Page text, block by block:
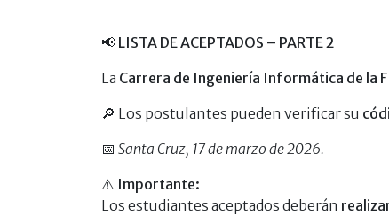
📢 LISTA DE ACEPTADOS – PARTE 2
La Carrera de Ingeniería Informática de la
🔎 Los postulantes pueden verificar su
📅 Santa Cruz, 17 de marzo de 2026.
⚠️ Importante:
Los estudiantes aceptados deberán